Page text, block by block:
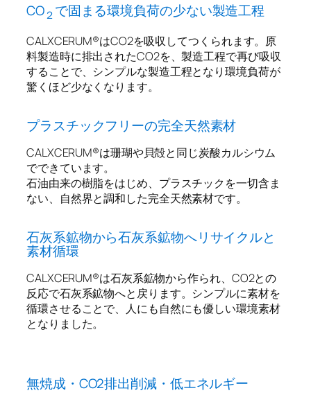
CO２で固まる環境負荷の少ない製造工程
CALXCERUM®︎はCO2を吸収してつくられます。原
料製造時に排出されたCO2を、製造工程で再び吸収
することで、シンプルな製造工程となり環境負荷が
驚くほど少なくなります。
プラスチックフリーの完全天然素材
CALXCERUM®︎は珊瑚や貝殻と同じ炭酸カルシウム
でできています。
石油由来の樹脂をはじめ、プラスチックを一切含ま
ない、自然界と調和した完全天然素材です。
石灰系鉱物から石灰系鉱物へリサイクルと
素材循環
CALXCERUM®︎は石灰系鉱物から作られ、CO2との
反応で石灰系鉱物へと戻ります。シンプルに素材を
循環させることで、人にも自然にも優しい環境素材
となりました。
無焼成・CO2排出削減・低エネルギー